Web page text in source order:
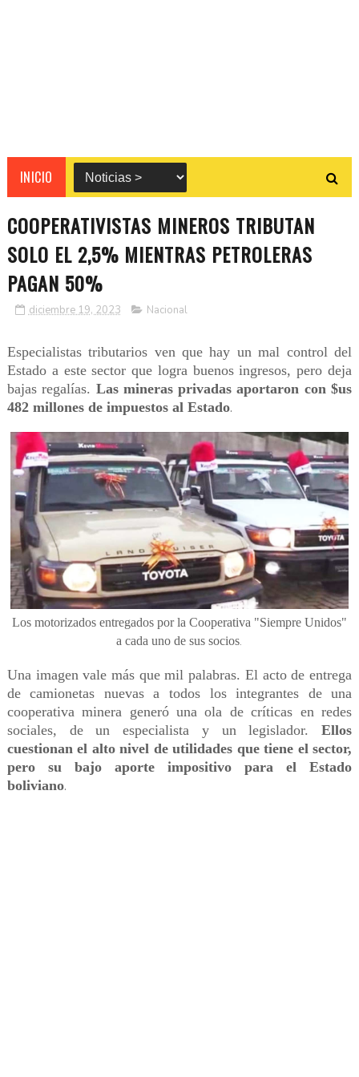
INICIO
COOPERATIVISTAS MINEROS TRIBUTAN
SOLO EL 2,5% MIENTRAS PETROLERAS
PAGAN 50%
diciembre 19, 2023 Nacional
Especialistas tributarios ven que hay un mal control del
Estado a este sector que logra buenos ingresos, pero deja
bajas regalías. Las mineras privadas aportaron con $us
482 millones de impuestos al Estado.
Los motorizados entregados por la Cooperativa "Siempre Unidos"
a cada uno de sus socios.
Una imagen vale más que mil palabras. El acto de entrega
de camionetas nuevas a todos los integrantes de una
cooperativa minera generó una ola de críticas en redes
sociales, de un especialista y un legislador.Ellos
cuestionan el alto nivel de utilidades que tiene el sector,
pero su bajo aporte impositivo para el Estado
boliviano.